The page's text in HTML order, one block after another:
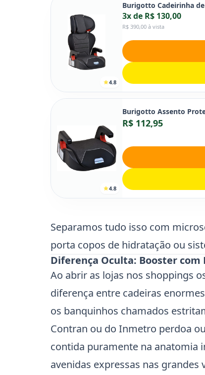
4.8
Burigotto Cadeirinha
3x de R$ 130,00
R$ 390,00 à vista
4.8
Burigotto Assento
R$ 112,95
Separamos tudo isso com
porta copos de hidratação ou
Diferença Oculta: Booster com
Ao abrir as lojas nos shoppings
diferença entre cadeiras
os banquinhos chamados
Contran ou do Inmetro perdoa
contida puramente na anatomia
avenidas expressas nas grandes